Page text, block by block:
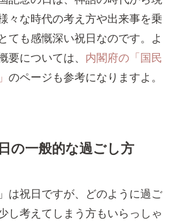
々な時代の考え方や出来事を乗
ても感慨深い祝日なのです。よ
要については、 内閣府の「国民
のページも参考になりますよ。
の一般的な過ごし方
は祝日ですが、どのように過ご
し考えてしまう方もいらっしゃ